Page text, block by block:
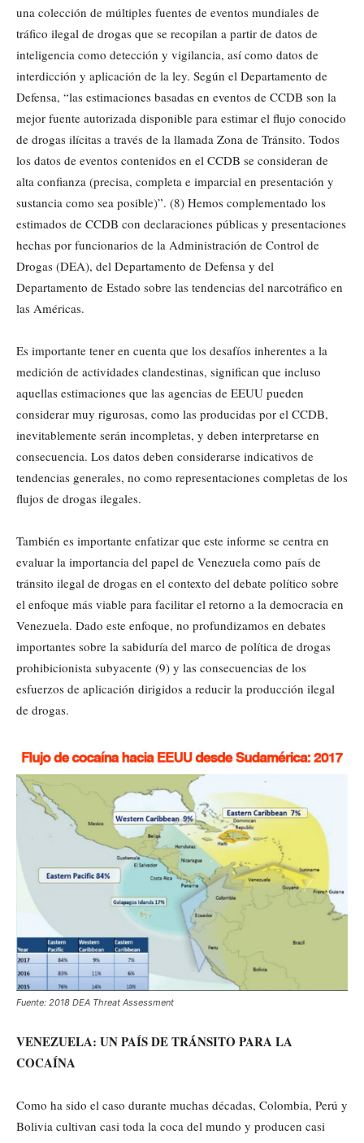
una colección de múltiples fuentes de eventos mundiales de
tráfico ilegal de drogas que se recopilan a partir de datos de
inteligencia como detección y vigilancia, así como datos de
interdicción y aplicación de la ley. Según el Departamento de
Defensa, “las estimaciones basadas en eventos de CCDB son la
mejor fuente autorizada disponible para estimar el flujo conocido
de drogas ilícitas a través de la llamada Zona de Tránsito. Todos
los datos de eventos contenidos en el CCDB se consideran de
alta confianza (precisa, completa e imparcial en presentación y
sustancia como sea posible)”. (8) Hemos complementado los
estimados de CCDB con declaraciones públicas y presentaciones
hechas por funcionarios de la Administración de Control de
Drogas (DEA), del Departamento de Defensa y del
Departamento de Estado sobre las tendencias del narcotráfico en
las Américas.
Es importante tener en cuenta que los desafíos inherentes a la
medición de actividades clandestinas, significan que incluso
aquellas estimaciones que las agencias de EEUU pueden
considerar muy rigurosas, como las producidas por el CCDB,
inevitablemente serán incompletas, y deben interpretarse en
consecuencia. Los datos deben considerarse indicativos de
tendencias generales, no como representaciones completas de los
flujos de drogas ilegales.
También es importante enfatizar que este informe se centra en
evaluar la importancia del papel de Venezuela como país de
tránsito ilegal de drogas en el contexto del debate político sobre
el enfoque más viable para facilitar el retorno a la democracia en
Venezuela. Dado este enfoque, no profundizamos en debates
importantes sobre la sabiduría del marco de política de drogas
prohibicionista subyacente (9) y las consecuencias de los
esfuerzos de aplicación dirigidos a reducir la producción ilegal
de drogas.
Fuente: 2018 DEA Threat Assessment
VENEZUELA: UN PAÍS DE TRÁNSITO PARA LA
COCAÍNA
Como ha sido el caso durante muchas décadas, Colombia, Perú y
Bolivia cultivan casi toda la coca del mundo y producen casi